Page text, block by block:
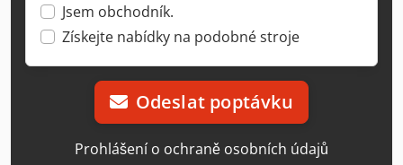
Jsem obchodník.
Získejte nabídky na podobné stroje
Odeslat poptávku
Prohlášení o ochraně osobních údajů